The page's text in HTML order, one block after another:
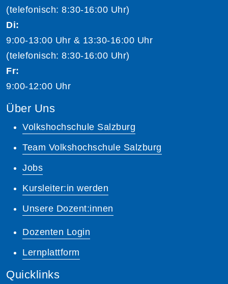
(telefonisch: 8:30-16:00 Uhr)
Di:
9:00-13:00 Uhr & 13:30-16:00 Uhr
(telefonisch: 8:30-16:00 Uhr)
Fr:
9:00-12:00 Uhr
Über Uns
Volkshochschule Salzburg
Team Volkshochschule Salzburg
Jobs
Kursleiter:in werden
Unsere Dozent:innen
Dozenten Login
Lernplattform
Quicklinks